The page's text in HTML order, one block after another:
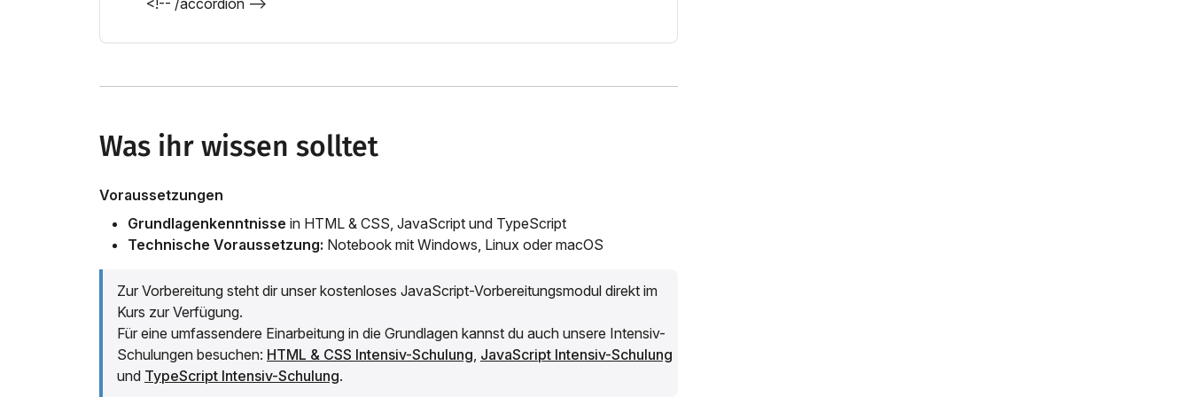
<!-- /accordion -->
Was ihr wissen solltet
Voraussetzungen
Grundlagenkenntnisse in HTML & CSS, JavaScript und TypeScript
Technische Voraussetzung: Notebook mit Windows, Linux oder macOS
Zur Vorbereitung steht dir unser kostenloses JavaScript-Vorbereitungsmodul direkt im
Kurs zur Verfügung.
Für eine umfassendere Einarbeitung in die Grundlagen kannst du auch unsere Intensiv-
Schulungen besuchen: HTML & CSS Intensiv-Schulung, JavaScript Intensiv-Schulung
und TypeScript Intensiv-Schulung.